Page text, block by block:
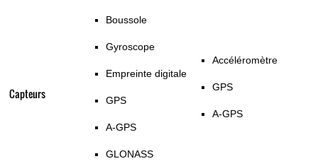
Capteurs
Boussole
Gyroscope
Empreinte digitale
GPS
A-GPS
GLONASS
Accéléromètre
GPS
A-GPS